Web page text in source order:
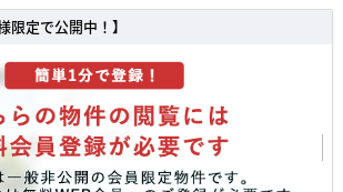
限定で公開中！】